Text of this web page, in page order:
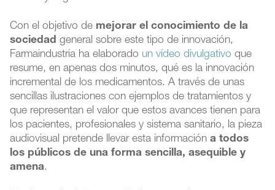
Con el objetivo de mejorar el conocimiento de la
sociedad general sobre este tipo de innovación,
Farmaindustria ha elaborado un vídeo divulgativo que
resume, en apenas dos minutos, qué es la innovación
incremental de los medicamentos. A través de unas
sencillas ilustraciones con ejemplos de tratamientos y
que representan el valor que estos avances tienen para
los pacientes, profesionales y sistema sanitario, la pieza
audiovisual pretende llevar esta información a todos
los públicos de una forma sencilla, asequible y
amena.